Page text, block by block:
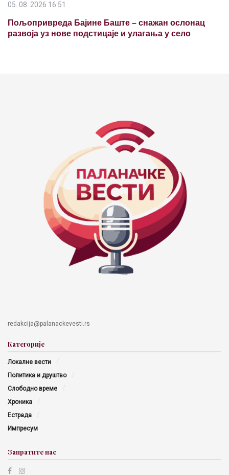
05. 08. 2026 16:51
Пољопривреда Бајине Баште – снажан ослонац
развоја уз нове подстицаје и улагања у село
redakcija@palanackevesti.rs
Категорије
Локалне вести
Политика и друштво
Слободно време
Хроника
Естрада
Импресум
Запратите нас